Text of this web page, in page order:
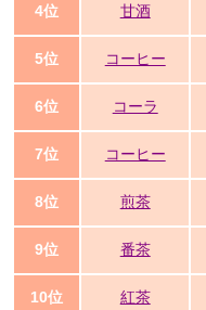
4位 甘酒
5位 コーヒー
6位 コーラ
7位 コーヒー
8位 煎茶
9位 番茶
10位 紅茶